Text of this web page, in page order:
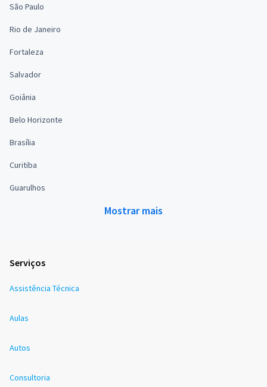
São Paulo
Rio de Janeiro
Fortaleza
Salvador
Goiânia
Belo Horizonte
Brasília
Curitiba
Guarulhos
Mostrar mais
Serviços
Assistência Técnica
Aulas
Autos
Consultoria